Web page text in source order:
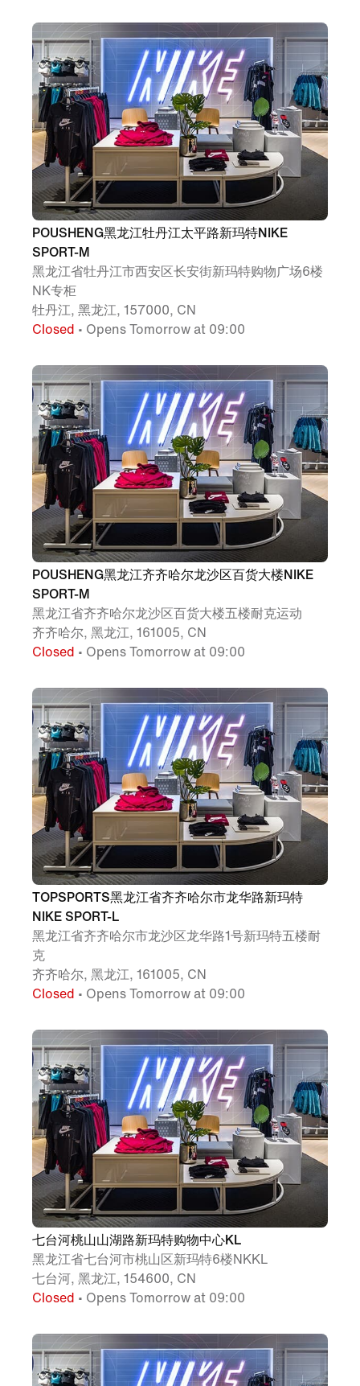
POUSHENG黑龙江牡丹江太平路新玛特NIKE
SPORT-M
黑龙江省牡丹江市西安区长安街新玛特购物广场6楼
NK专柜
牡丹江, 黑龙江, 157000, CN
Closed • Opens Tomorrow at 09:00
POUSHENG黑龙江齐齐哈尔龙沙区百货大楼NIKE
SPORT-M
黑龙江省齐齐哈尔龙沙区百货大楼五楼耐克运动
齐齐哈尔, 黑龙江, 161005, CN
Closed • Opens Tomorrow at 09:00
TOPSPORTS黑龙江省齐齐哈尔市龙华路新玛特
NIKE SPORT-L
黑龙江省齐齐哈尔市龙沙区龙华路1号新玛特五楼耐
克
齐齐哈尔, 黑龙江, 161005, CN
Closed • Opens Tomorrow at 09:00
七台河桃山山湖路新玛特购物中心KL
黑龙江省七台河市桃山区新玛特6楼NKKL
七台河, 黑龙江, 154600, CN
Closed • Opens Tomorrow at 09:00